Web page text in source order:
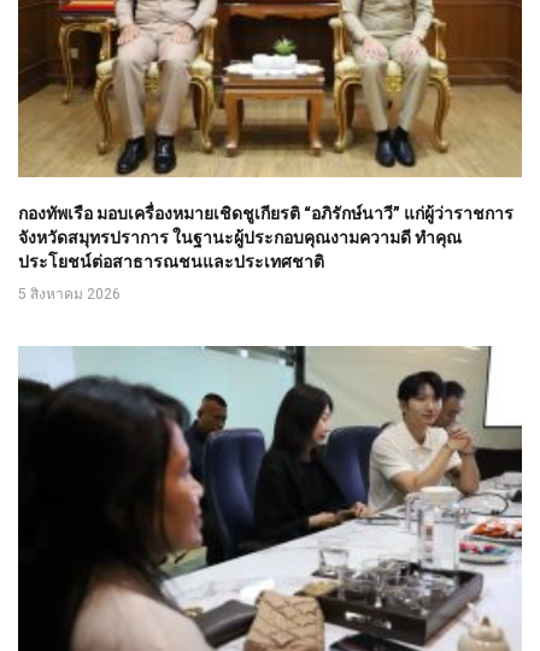
กองทัพเรือ มอบเครื่องหมายเชิดชูเกียรติ “อภิรักษ์นาวี” แก่ผู้ว่าราชการ
จังหวัดสมุทรปราการ ในฐานะผู้ประกอบคุณงามความดี ทำคุณ
ประโยชน์ต่อสาธารณชนและประเทศชาติ
5 สิงหาคม 2026